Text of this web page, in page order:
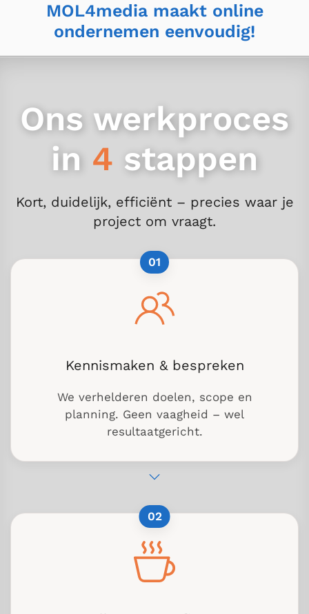
MOL4media maakt online
ondernemen eenvoudig!
Ons werkproces
in 4 stappen
Kort, duidelijk, efficiënt – precies waar je
project om vraagt.
01
Kennismaken & bespreken
We verhelderen doelen, scope en
planning. Geen vaagheid – wel
resultaatgericht.
02